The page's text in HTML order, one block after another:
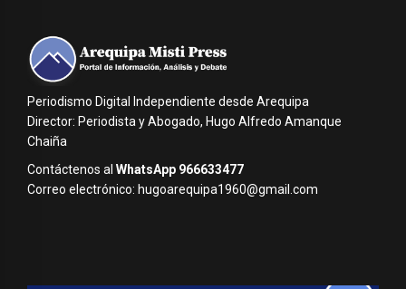
Periodismo Digital Independiente desde Arequipa
Director: Periodista y Abogado, Hugo Alfredo Amanque
Chaiña
Contáctenos al WhatsApp 966633477
Correo electrónico: hugoarequipa1960@gmail.com